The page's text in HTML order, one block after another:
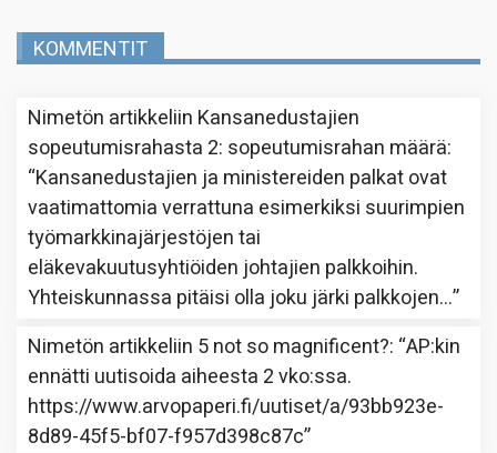
KOMMENTIT
Nimetön artikkeliin Kansanedustajien
sopeutumisrahasta 2: sopeutumisrahan määrä:
“Kansanedustajien ja ministereiden palkat ovat
vaatimattomia verrattuna esimerkiksi suurimpien
työmarkkinajärjestöjen tai
eläkevakuutusyhtiöiden johtajien palkkoihin.
Yhteiskunnassa pitäisi olla joku järki palkkojen…”
Nimetön artikkeliin 5 not so magnificent?: “AP:kin
ennätti uutisoida aiheesta 2 vko:ssa.
https://www.arvopaperi.fi/uutiset/a/93bb923e-
8d89-45f5-bf07-f957d398c87c”